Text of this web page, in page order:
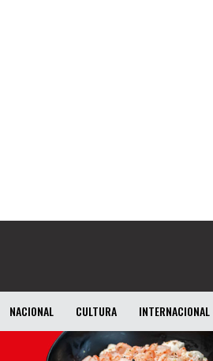
NACIONAL CULTURA INTERNACIONAL